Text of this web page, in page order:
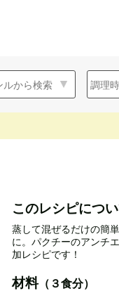
このレシピにつ
蒸して混ぜるだけの簡
に。パクチーのアンチ
加レシピです！
材料（３食分）